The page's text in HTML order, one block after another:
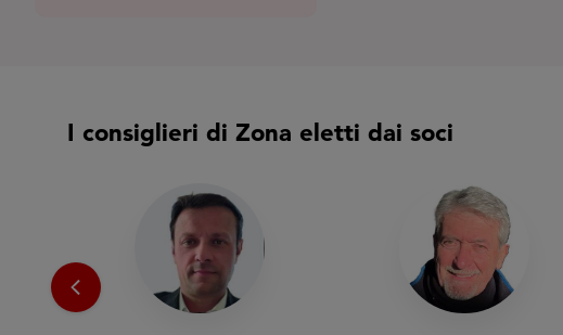
I consiglieri di Zona eletti dai soci